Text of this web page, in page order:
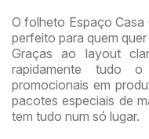
O folheto Espaço
perfeito para quem
Graças ao layout
rapidamente tudo
promocionais em
pacotes especiais de
tem tudo num só lugar.